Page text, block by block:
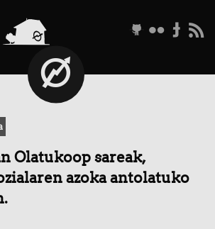
a g f t r
Olatukoop sareak,
azoka antolatuko